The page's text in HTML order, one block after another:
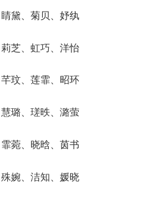
黛、菊贝、妤纨
芝、虹巧、洋怡
玟、莲霏、昭环
璐、瑳昳、潞萤
菀、晓晗、茵书
婉、洁知、媛晓